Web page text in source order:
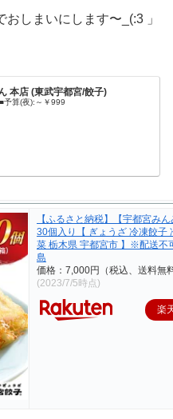
しまいにします〜_(:3 」
本店 (東武宇都宮/餃子)
算(夜):～￥999
【ふるさと納税】【宇都宮み
30個入り【 ぎょうざ 冷凍餃子
菜 栃木県 宇都宮市 】※配送不
島
価格：7,000円（税込、送料無
(2023/7/5時点)
楽